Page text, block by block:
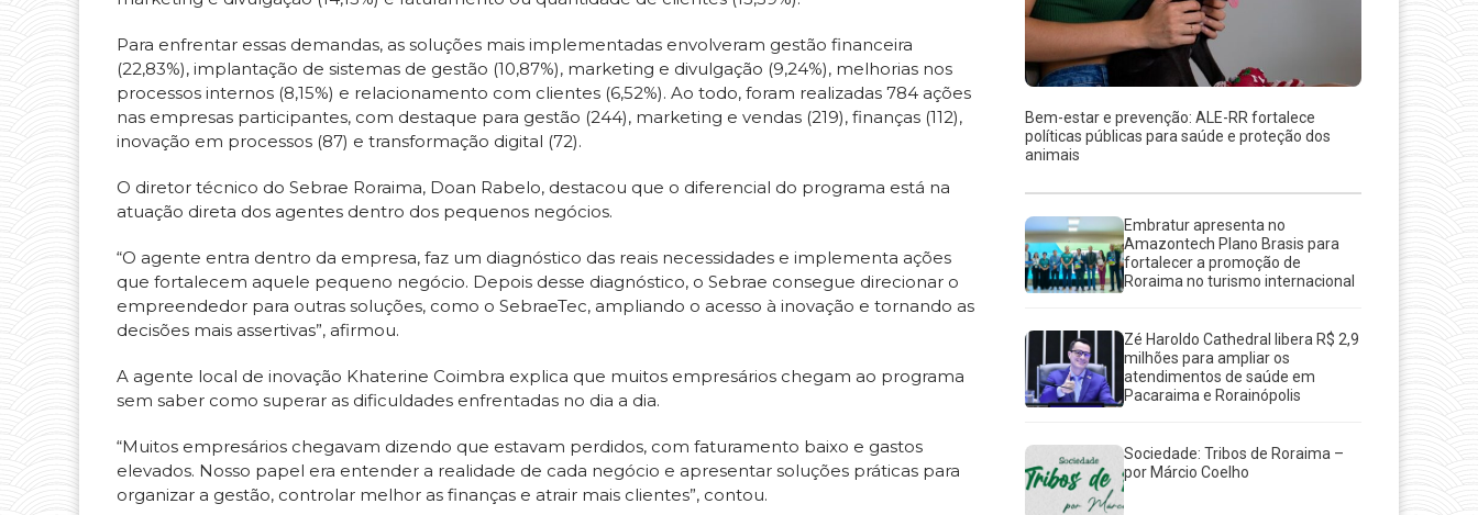
Para enfrentar essas demandas, as soluções mais implementadas envolveram gestão financeira
(22,83%), implantação de sistemas de gestão (10,87%), marketing e divulgação (9,24%), melhorias nos
processos internos (8,15%) e relacionamento com clientes (6,52%). Ao todo, foram realizadas 784 ações
nas empresas participantes, com destaque para gestão (244), marketing e vendas (219), finanças (112),
inovação em processos (87) e transformação digital (72).
O diretor técnico do Sebrae Roraima, Doan Rabelo, destacou que o diferencial do programa está na
atuação direta dos agentes dentro dos pequenos negócios.
“O agente entra dentro da empresa, faz um diagnóstico das reais necessidades e implementa ações
que fortalecem aquele pequeno negócio. Depois desse diagnóstico, o Sebrae consegue direcionar o
empreendedor para outras soluções, como o SebraeTec, ampliando o acesso à inovação e tornando as
decisões mais assertivas”, afirmou.
A agente local de inovação Khaterine Coimbra explica que muitos empresários chegam ao programa
sem saber como superar as dificuldades enfrentadas no dia a dia.
“Muitos empresários chegavam dizendo que estavam perdidos, com faturamento baixo e gastos
elevados. Nosso papel era entender a realidade de cada negócio e apresentar soluções práticas para
organizar a gestão, controlar melhor as finanças e atrair mais clientes”, contou.
Bem-estar e prevenção: ALE-RR fortalece
políticas públicas para saúde e proteção dos
animais
Embratur apresenta no
Amazontech Plano Brasis para
fortalecer a promoção de
Roraima no turismo internacional
Zé Haroldo Cathedral libera R$ 2,9
milhões para ampliar os
atendimentos de saúde em
Pacaraima e Rorainópolis
Sociedade: Tribos de Roraima –
por Márcio Coelho